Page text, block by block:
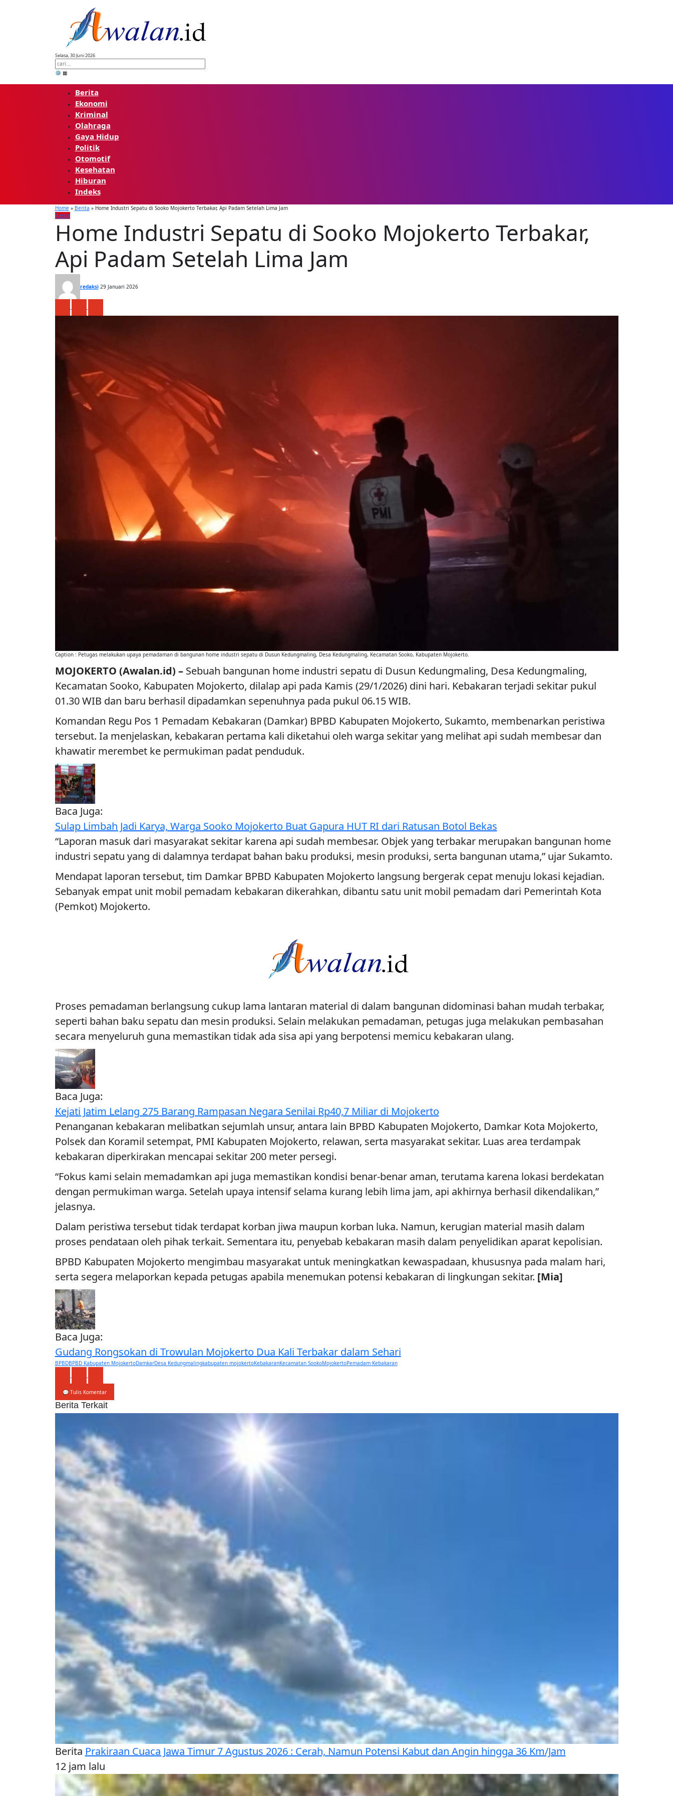
Selasa, 30 Juni 2026
⚙️ ▦
Berita
Ekonomi
Kriminal
Olahraga
Gaya Hidup
Politik
Otomotif
Kesehatan
Hiburan
Indeks
Home» Berita » Home Industri Sepatu di Sooko Mojokerto Terbakar, Api Padam Setelah Lima Jam
Berita
Home Industri Sepatu di Sooko Mojokerto Terbakar,
Api Padam Setelah Lima Jam
redaksi 29 Januari 2026
Caption : Petugas melakukan upaya pemadaman di bangunan home industri sepatu di Dusun Kedungmaling, Desa Kedungmaling, Kecamatan Sooko, Kabupaten Mojokerto.
MOJOKERTO (Awalan.id) –Sebuah bangunan home industri sepatu di Dusun Kedungmaling, Desa Kedungmaling,
Kecamatan Sooko, Kabupaten Mojokerto, dilalap api pada Kamis (29/1/2026) dini hari. Kebakaran terjadi sekitar pukul
01.30 WIB dan baru berhasil dipadamkan sepenuhnya pada pukul 06.15 WIB.
Komandan Regu Pos 1 Pemadam Kebakaran (Damkar) BPBD Kabupaten Mojokerto, Sukamto, membenarkan peristiwa
tersebut. Ia menjelaskan, kebakaran pertama kali diketahui oleh warga sekitar yang melihat api sudah membesar dan
khawatir merembet ke permukiman padat penduduk.
Baca Juga:
Sulap Limbah Jadi Karya, Warga Sooko Mojokerto Buat Gapura HUT RI dari Ratusan Botol Bekas
“Laporan masuk dari masyarakat sekitar karena api sudah membesar. Objek yang terbakar merupakan bangunan home
industri sepatu yang di dalamnya terdapat bahan baku produksi, mesin produksi, serta bangunan utama,” ujar Sukamto.
Mendapat laporan tersebut, tim Damkar BPBD Kabupaten Mojokerto langsung bergerak cepat menuju lokasi kejadian.
Sebanyak empat unit mobil pemadam kebakaran dikerahkan, dibantu satu unit mobil pemadam dari Pemerintah Kota
(Pemkot) Mojokerto.
Proses pemadaman berlangsung cukup lama lantaran material di dalam bangunan didominasi bahan mudah terbakar,
seperti bahan baku sepatu dan mesin produksi. Selain melakukan pemadaman, petugas juga melakukan pembasahan
secara menyeluruh guna memastikan tidak ada sisa api yang berpotensi memicu kebakaran ulang.
Baca Juga:
Kejati Jatim Lelang 275 Barang Rampasan Negara Senilai Rp40,7 Miliar di Mojokerto
Penanganan kebakaran melibatkan sejumlah unsur, antara lain BPBD Kabupaten Mojokerto, Damkar Kota Mojokerto,
Polsek dan Koramil setempat, PMI Kabupaten Mojokerto, relawan, serta masyarakat sekitar. Luas area terdampak
kebakaran diperkirakan mencapai sekitar 200 meter persegi.
“Fokus kami selain memadamkan api juga memastikan kondisi benar-benar aman, terutama karena lokasi berdekatan
dengan permukiman warga. Setelah upaya intensif selama kurang lebih lima jam, api akhirnya berhasil dikendalikan,”
jelasnya.
Dalam peristiwa tersebut tidak terdapat korban jiwa maupun korban luka. Namun, kerugian material masih dalam
proses pendataan oleh pihak terkait. Sementara itu, penyebab kebakaran masih dalam penyelidikan aparat kepolisian.
BPBD Kabupaten Mojokerto mengimbau masyarakat untuk meningkatkan kewaspadaan, khususnya pada malam hari,
serta segera melaporkan kepada petugas apabila menemukan potensi kebakaran di lingkungan sekitar. [Mia]
Baca Juga:
Gudang Rongsokan di Trowulan Mojokerto Dua Kali Terbakar dalam Sehari
BPBDBPBD Kabupaten MojokertoDamkarDesa Kedungmalingkabupaten mojokertoKebakaranKecamatan SookoMojokertoPemadam Kebakaran
💬 Tulis Komentar
Berita Terkait
Berita Prakiraan Cuaca Jawa Timur 7 Agustus 2026 : Cerah, Namun Potensi Kabut dan Angin hingga 36 Km/Jam
12 jam lalu